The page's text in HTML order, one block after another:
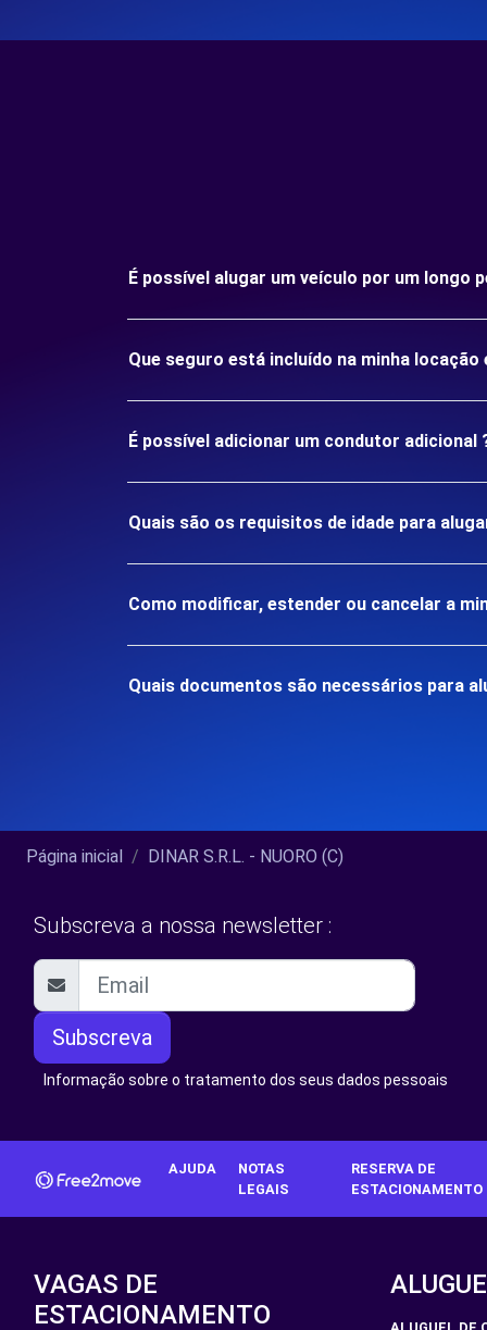
É possível alugar um veículo por um longo
Que seguro está incluído na minha locação
É possível adicionar um condutor adicional
Quais são os requisitos de idade para
Como modificar, estender ou cancelar a
Quais documentos são necessários para
Página inicial DINAR S.R.L. - NUORO (C)
Subscreva a nossa newsletter :
Subscreva
Informação sobre o tratamento dos seus dados pessoais
AJUDA
NOTAS
LEGAIS
RESERVA DE
ESTACIONAMENTO
VAGAS DE
ESTACIONAMENTO